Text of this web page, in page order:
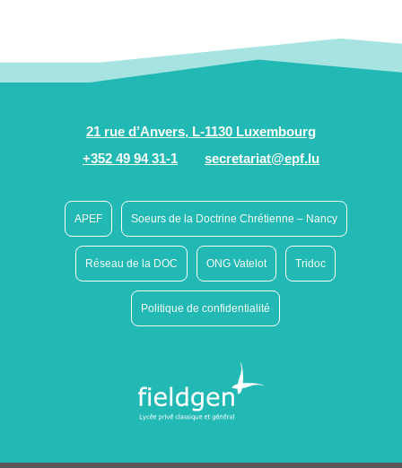
21 rue d’Anvers, L-1130 Luxembourg
+352 49 94 31-1
secretariat@epf.lu
APEF Soeurs de la Doctrine Chrétienne – Nancy
Réseau de la DOC ONG Vatelot Tridoc
Politique de confidentialité